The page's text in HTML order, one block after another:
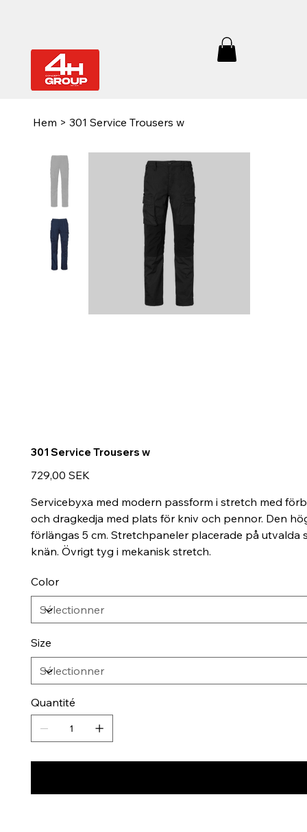
Hem > 301 Service Trousers w
301 Service Trousers w
Prix
729,00 SEK
Servicebyxa med modern passform i stretch med
och dragkedja med plats för kniv och pennor. Den
förlängas 5 cm. Stretchpaneler placerade på
knän. Övrigt tyg i mekanisk stretch.
Color
Size
Quantité